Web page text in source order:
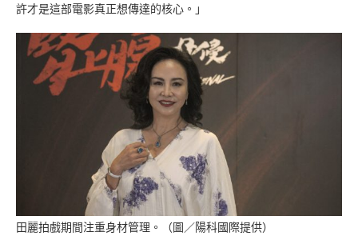
許才是這部電影真正想傳達的核心。」
田麗拍戲期間注重身材管理。（圖／陽科國際提供）